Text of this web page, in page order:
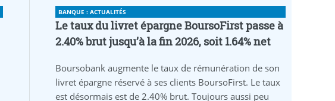
BANQUE : ACTUALITÉS
Le taux du livret épargne BoursoFirst passe à
2.40% brut jusqu’à la fin 2026, soit 1.64% net
Boursobank augmente le taux de rémunération de son
livret épargne réservé à ses clients BoursoFirst. Le taux
est désormais est de 2.40% brut. Toujours aussi peu